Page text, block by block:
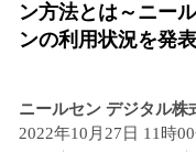
ン方法とは～ニー
ンの利用状況を発
ニールセン デジタル株
2022年10月27日 11時